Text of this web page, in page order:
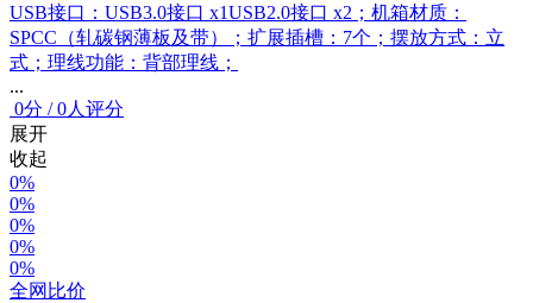
USB接口：USB3.0接口 x1USB2.0接口 x2；机箱材质：
SPCC（轧碳钢薄板及带）；扩展插槽：7个；摆放方式：立
式；理线功能：背部理线；
...
0分 /0人评分
展开
收起
0%
0%
0%
0%
0%
全网比价